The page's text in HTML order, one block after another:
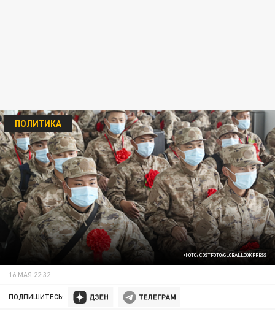
ФОТО: COSTFOTO/GLOBALLOOKPRESS
ПОЛИТИКА
16 МАЯ 22:32
ПОДПИШИТЕСЬ: